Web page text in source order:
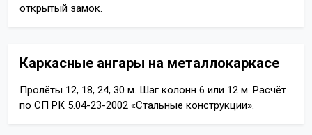
открытый замок.
Каркасные ангары на металлокаркасе
Пролёты 12, 18, 24, 30 м. Шаг колонн 6 или 12 м. Расчёт
по СП РК 5.04-23-2002 «Стальные конструкции».